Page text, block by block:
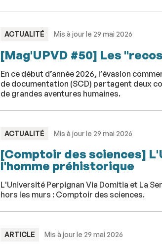
TYPE
ACTUALITÉ Mis à jour le 29 mai 2026
[Mag'UPVD #50] Les
En ce début d’année 2026, l’évasion
de documentation (SCD) partagent deux
de grandes aventures humaines.
TYPE
ACTUALITÉ Mis à jour le 29 mai 2026
[Comptoir des sciences]
l'homme préhistorique
L'Université Perpignan Via Domitia et La
hors les murs : Comptoir des sciences.
TYPE
ARTICLE Mis à jour le 29 mai 2026